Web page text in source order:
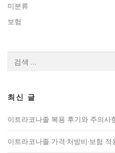
미분류
보험
최신 글
이트라코나졸 복용 후기와 주의사
이트라코나졸 가격·처방비·보험 적